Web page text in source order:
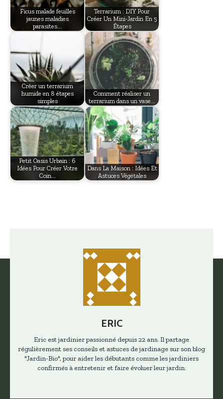
Ficus malade feuilles
jaunes maladies
parasites…
Terrarium : DIY Pour
Créer Un Mini-Jardin En 5
Étapes
Créer un terrarium
humide en 8 étapes
simples
Comment réaliser un
terrarium dans un vase…
Petit Oasis Urbain : 6
Idées Pour Créer Votre
Coin…
Dans La Maison : Idées Et
Astuces Végétales
ERIC
Eric est jardinier passionné depuis 22 ans. Il partage
régulièrement ses conseils et astuces de jardinage sur son blog
"Jardin-Bio", pour aider les débutants comme les jardiniers
confirmés à entretenir et faire évoluer leur jardin.